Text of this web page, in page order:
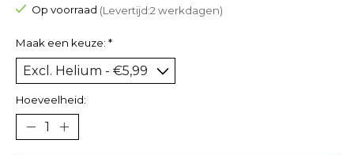
Op voorraad (Levertijd:2 werkdagen)
Maak een keuze: *
Hoeveelheid: